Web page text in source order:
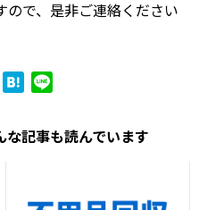
ので、是非ご連絡ください
TwitterHatena
な記事も読んでいます